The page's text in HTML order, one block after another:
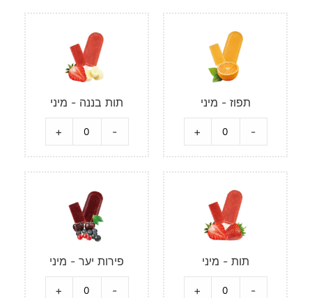
תפוז - מיני
-
+
תות בננה - מיני
-
+
תות - מיני
-
+
פירות יער - מיני
-
+